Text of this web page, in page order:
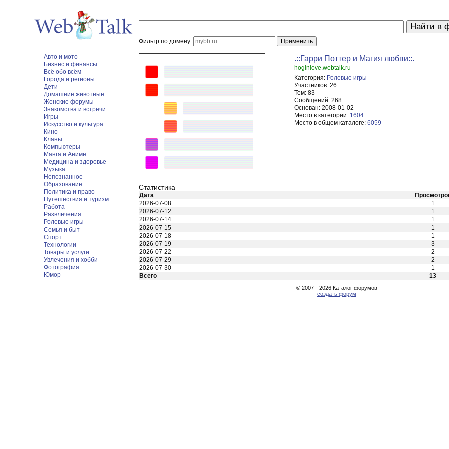
Фильтр по домену:
Авто и мото
Бизнес и финансы
Всё обо всём
Города и регионы
Дети
Домашние животные
Женские форумы
Знакомства и встречи
Игры
Искусство и культура
Кино
Кланы
Компьютеры
Манга и Аниме
Медицина и здоровье
Музыка
Непознанное
Образование
Политика и право
Путешествия и туризм
Работа
Развлечения
Ролевые игры
Семья и быт
Спорт
Технологии
Товары и услуги
Увлечения и хобби
Фотография
Юмор
.::Гарри Поттер и Магия любви::.
hoginlove.webtalk.ru
Категория: Ролевые игры
Участников: 26
Тем: 83
Сообщений: 268
Основан: 2008-01-02
Место в категории: 1604
Место в общем каталоге: 6059
Статистика
Дата
2026-07-08
1
2026-07-12
1
2026-07-14
1
2026-07-15
1
2026-07-18
1
2026-07-19
3
2026-07-22
2
2026-07-29
2
2026-07-30
1
Всего
13
© 2007—2026 Каталог форумов
создать форум